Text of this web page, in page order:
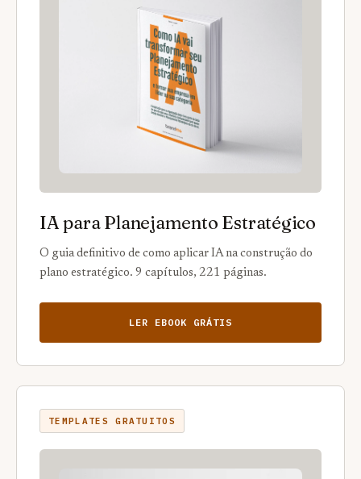
IA para Planejamento Estratégico
O guia definitivo de como aplicar IA na construção do
plano estratégico. 9 capítulos, 221 páginas.
LER EBOOK GRÁTIS
TEMPLATES GRATUITOS